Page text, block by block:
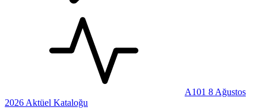
A101 8 Ağustos
2026 Aktüel Kataloğu